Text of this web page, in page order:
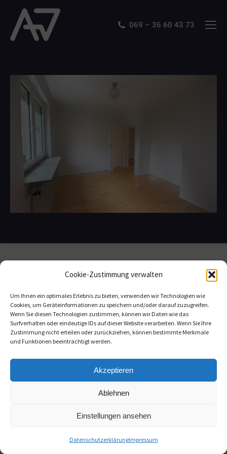
Cookie-Zustimmung verwalten
Um Ihnen ein optimales Erlebnis zu bieten, verwenden wir Technologien wie
Cookies, um Geräteinformationen zu speichern und/oder darauf zuzugreifen.
Wenn Sie diesen Technologien zustimmen, können wir Daten wie das
Surfverhalten oder eindeutige IDs auf dieser Website verarbeiten. Wenn Sie Ihre
Zustimmung nicht erteilen oder zurückziehen, können bestimmte Merkmale
und Funktionen beeinträchtigt werden.
Akzeptieren
Ablehnen
Einstellungen ansehen
DatenschutzerklärungImpressum
069 – 36 60 43 73